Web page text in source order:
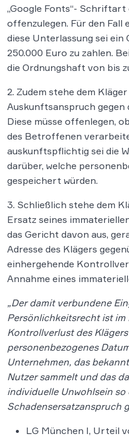
„Google Fonts“- Schriftart
offenzulegen. Für den Fall
diese Unterlassung sei ein
250.000 Euro zu zahlen.
die Ordnungshaft von bis
2. Zudem stehe dem
Auskunftsanspruch gegen
Diese müsse offenlegen,
des Betroffenen
auskunftspflichtig sei die
darüber, welche
gespeichert würden.
3. Schließlich stehe dem
Ersatz seines
das Gericht davon aus,
Adresse des Klägers
einhergehende
Annahme eines
„Der damit verbundene
Persönlichkeitsrecht ist
Kontrollverlust des
personenbezogenes
Unternehmen, das
Nutzer sammelt und das
individuelle Unwohlsein so
Schadensersatzanspruch
LG München I, Urteil